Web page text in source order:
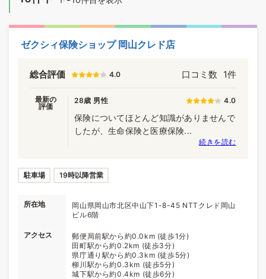
ゼクシィ保険ショップ 岡山クレド店
総合評価 4.0 口コミ数 1件
最新の
評価
28歳 男性 4.0
保険についてほとんど知識がありませんで
したが、生命保険と医療保険...
続きを読む
駐車場 19時以降営業
所在地
岡山県岡山市北区中山下1-8-45 NTTクレド岡山
ビル6階
アクセス
郵便局前駅から約0.0km (徒歩1分)
田町駅から約0.2km (徒歩3分)
県庁通り駅から約0.3km (徒歩5分)
柳川駅から約0.3km (徒歩5分)
城下駅から約0.4km (徒歩6分)